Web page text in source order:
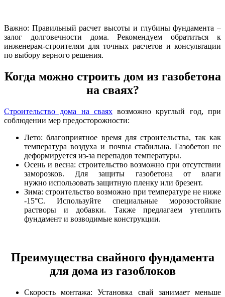
Важно: Правильный расчет высоты и глубины фундамента –
залог долговечности дома. Рекомендуем обратиться к
инженерам-строителям для точных расчетов и консультации
по выбору верного решения.
Когда можно строить дом из газобетона
на сваях?
Строительство дома на сваяхвозможно круглый год, при
соблюдении мер предосторожности:
Лето: благоприятное время для строительства, так как
температура воздуха и почвы стабильна. Газобетон не
деформируется из-за перепадов температуры.
Осень и весна: строительство возможно при отсутствии
заморозков. Для защиты газобетона от влаги
нужно использовать защитную пленку или брезент.
Зима: строительство возможно при температуре не ниже
-15°C. Используйте специальные морозостойкие
растворы и добавки. Также предлагаем утеплить
фундамент и возводимые конструкции.
Преимущества свайного фундамента
для дома из газоблоков
Скорость монтажа: Установка свай занимает меньше